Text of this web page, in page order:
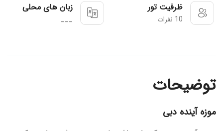
ظرفیت تور
10 نفرات
زبان های محلی
___
توضیحات
موزه آینده دبی